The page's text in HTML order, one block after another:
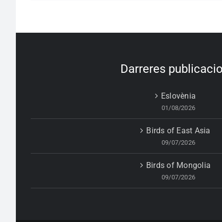
Darreres
Eslovènia
01/08/2026
Birds of East Asia
09/07/2026
Birds of Mongolia
09/07/2026